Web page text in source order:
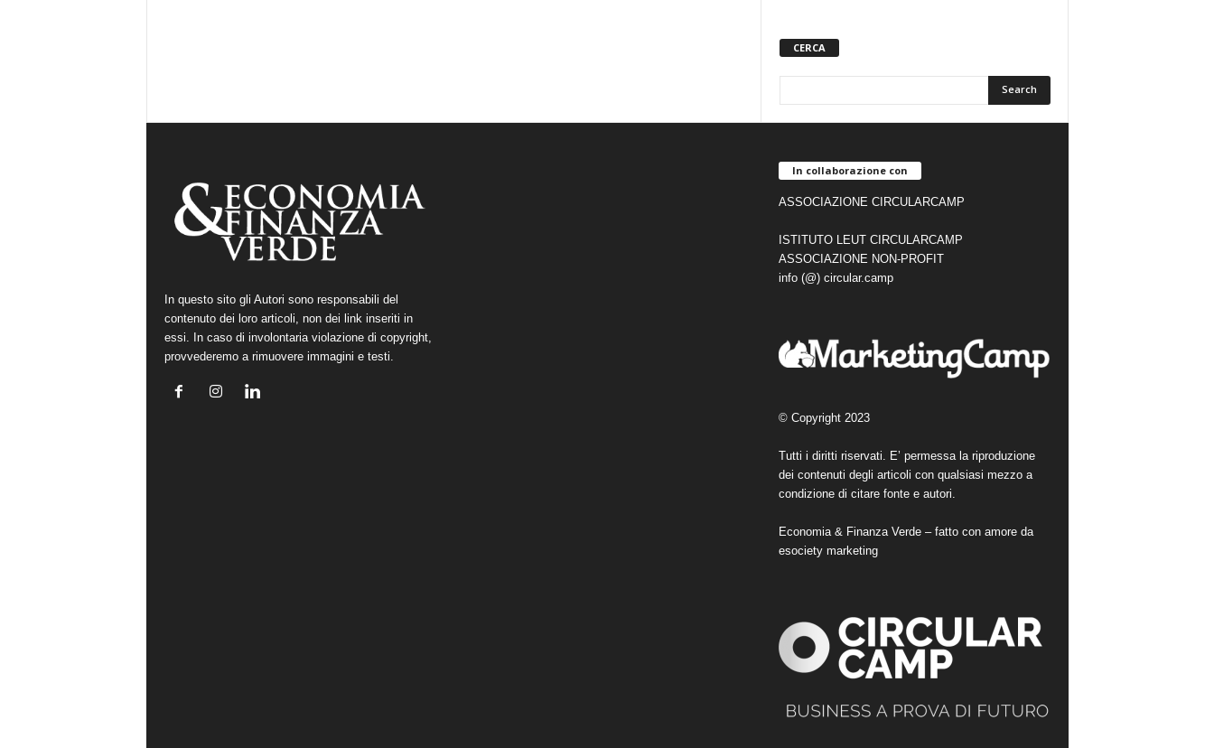
CERCA
In questo sito gli Autori sono responsabili del
contenuto dei loro articoli, non dei link inseriti in
essi. In caso di involontaria violazione di copyright,
provvederemo a rimuovere immagini e testi.
In collaborazione con
ASSOCIAZIONE CIRCULARCAMP
ISTITUTO LEUT CIRCULARCAMP
ASSOCIAZIONE NON-PROFIT
info (@) circular.camp
© Copyright 2023
Tutti i diritti riservati. E’ permessa la riproduzione
dei contenuti degli articoli con qualsiasi mezzo a
condizione di citare fonte e autori.
Economia & Finanza Verde – fatto con amore da
esociety marketing